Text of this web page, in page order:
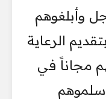
وأبلغوهم
الرعاية
مجاناً في